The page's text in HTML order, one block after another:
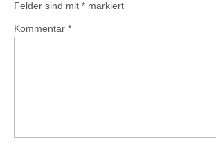
Felder sind mit * markiert
Kommentar *